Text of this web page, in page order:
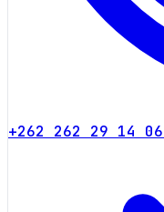
+262 262 29 14 06